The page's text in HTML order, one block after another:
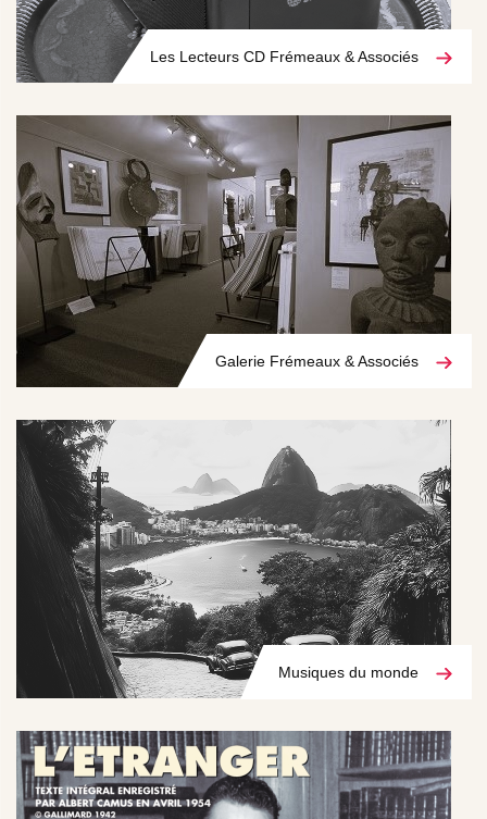
Les Lecteurs CD Frémeaux & Associés
Galerie Frémeaux & Associés
Musiques du monde